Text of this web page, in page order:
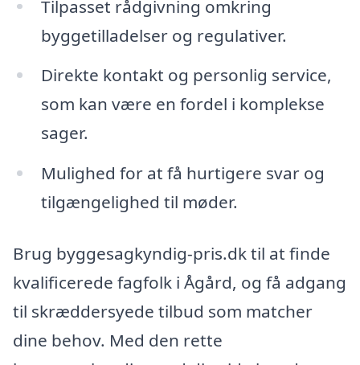
Tilpasset rådgivning omkring
byggetilladelser og regulativer.
Direkte kontakt og personlig service,
som kan være en fordel i komplekse
sager.
Mulighed for at få hurtigere svar og
tilgængelighed til møder.
Brug byggesagkyndig-pris.dk til at finde
kvalificerede fagfolk i Ågård, og få adgang
til skræddersyede tilbud som matcher
dine behov. Med den rette